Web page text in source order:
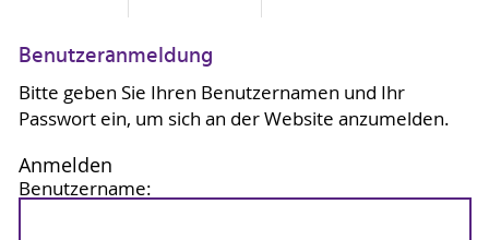
Benutzeranmeldung
Bitte geben Sie Ihren Benutzernamen und Ihr
Passwort ein, um sich an der Website anzumelden.
Anmelden
Benutzername: